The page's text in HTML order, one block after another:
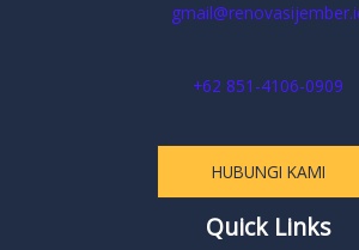
+62 851-4106-0909
HUBUNGI KAMI
Quick Links